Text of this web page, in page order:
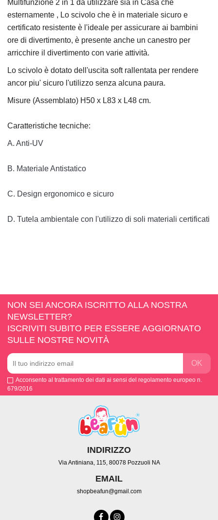
Multifunzione 2 in 1 da utilizzare sia in Casa che
esternamente , Lo scivolo che è in materiale sicuro e
certificato resistente è l'ideale per assicurare ai bambini
ore di divertimento, è presente anche un canestro per
arricchire il divertimento con varie attività.
Lo scivolo è dotato dell'uscita soft rallentata per rendere
ancor piu' sicuro l'utilizzo senza alcuna paura.
Misure (Assemblato) H50 x L83 x L48 cm.
Caratteristiche tecniche:
A. Anti-UV
B. Materiale Antistatico
C. Design ergonomico e sicuro
D. Tutela ambientale con l'utilizzo di soli materiali certificati
NON SEI ANCORA ISCRITTO ALLA NOSTRA
NEWSLETTER?
ISCRIVITI SUBITO PER ESSERE AGGIORNATO
SULLE NOSTRE NOVITÀ
Acconsento al trattamento dei dati ai sensi del regolamento europeo n.
679/2016
INDIRIZZO
Via Antiniana, 115, 80078 Pozzuoli NA
EMAIL
shopbeafun@gmail.com